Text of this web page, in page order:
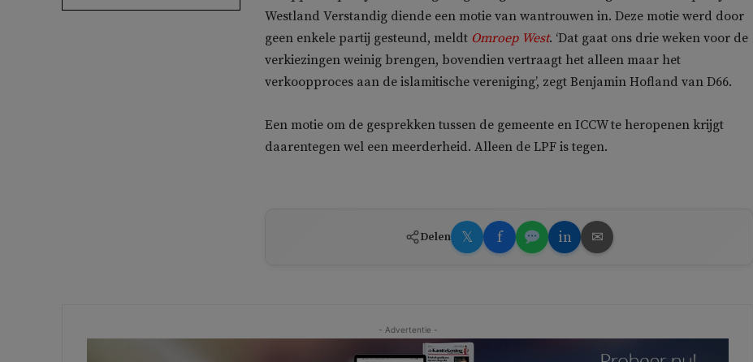
Westland Verstandig diende een motie van wantrouwen in. Deze motie werd door
geen enkele partij gesteund, meldt Omroep West. ‘Dat gaat ons drie weken voor de
verkiezingen weinig brengen, bovendien vertraagt het alleen maar het
verkoopproces aan de islamitische vereniging’, zegt Benjamin Hofland van D66.
Een motie om de gesprekken tussen de gemeente en ICCW te heropenen krijgt
daarentegen wel een meerderheid. Alleen de LPF is tegen.
Delen 𝕏 f in ✉
- Advertentie -